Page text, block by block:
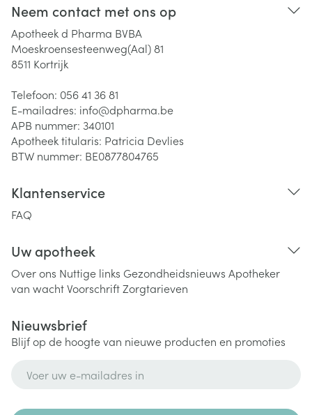
Neem contact met ons op
Apotheek d Pharma BVBA
Moeskroensesteenweg(Aal) 81
8511 Kortrijk
Telefoon: 056 41 36 81
E-mailadres: info@dpharma.be
APB nummer: 340101
Apotheek titularis: Patricia Devlies
BTW nummer: BE0877804765
Klantenservice
FAQ
Uw apotheek
Over ons Nuttige links Gezondheidsnieuws Apotheker
van wachtVoorschriftZorgtarieven
Nieuwsbrief
Blijf op de hoogte van nieuwe producten en promoties